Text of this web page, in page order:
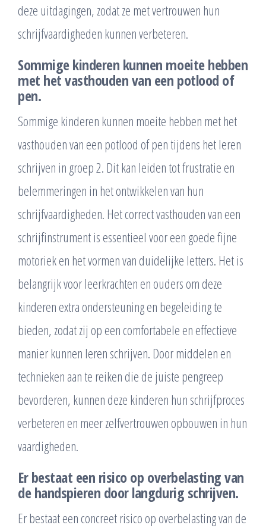
deze uitdagingen, zodat ze met vertrouwen hun
schrijfvaardigheden kunnen verbeteren.
Sommige kinderen kunnen moeite hebben
met het vasthouden van een potlood of
pen.
Sommige kinderen kunnen moeite hebben met het
vasthouden van een potlood of pen tijdens het leren
schrijven in groep 2. Dit kan leiden tot frustratie en
belemmeringen in het ontwikkelen van hun
schrijfvaardigheden. Het correct vasthouden van een
schrijfinstrument is essentieel voor een goede fijne
motoriek en het vormen van duidelijke letters. Het is
belangrijk voor leerkrachten en ouders om deze
kinderen extra ondersteuning en begeleiding te
bieden, zodat zij op een comfortabele en effectieve
manier kunnen leren schrijven. Door middelen en
technieken aan te reiken die de juiste pengreep
bevorderen, kunnen deze kinderen hun schrijfproces
verbeteren en meer zelfvertrouwen opbouwen in hun
vaardigheden.
Er bestaat een risico op overbelasting van
de handspieren door langdurig schrijven.
Er bestaat een concreet risico op overbelasting van de